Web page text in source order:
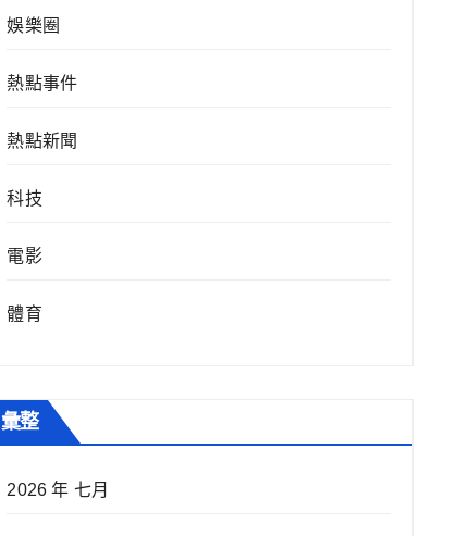
娛樂圈
熱點事件
熱點新聞
科技
電影
體育
彙整
2026 年 七月